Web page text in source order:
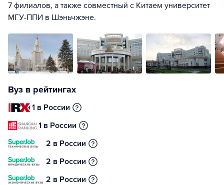
7 филиалов, а также совместный с Китаем университет
МГУ-ППИ в Шэньчжэне.
Вуз в рейтингах
1 в России
1 в России
2 в России
2 в России
2 в России